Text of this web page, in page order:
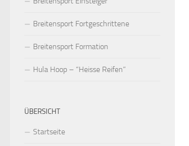
Breitensport Fortgeschrittene
Breitensport Formation
Hula Hoop – “Heisse Reifen”
ÜBERSICHT
Startseite